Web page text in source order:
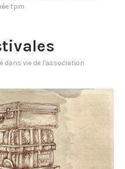
tpm
dansvie de l'association